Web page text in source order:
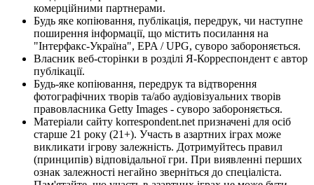
комерційними партнерами.
Будь яке копіювання, публікація, передрук, чи наступне
поширення інформації, що містить посилання на
"Інтерфакс-Україна", EPA / UPG, суворо забороняється.
Власник веб-сторінки в розділі Я-Корреспондент є автор
публікації.
Будь-яке копіювання, передрук та відтворення
фотографічних творів та/або аудіовізуальних творів
правовласника Getty Images - суворо забороняється.
Матеріали сайту korrespondent.net призначені для осіб
старше 21 року (21+). Участь в азартних іграх може
викликати ігрову залежність. Дотримуйтесь правил
(принципів) відповідальної гри. При виявленні перших
ознак залежності негайно зверніться до спеціаліста.